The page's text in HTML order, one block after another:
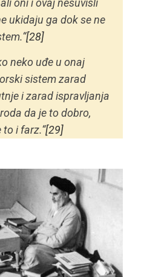
oni i ovaj nesuvisli
ukidaju ga dok se ne
[28]
neko uđe u onaj
sistem zarad
i zarad ispravljanja
da je to dobro,
to i farz.“[29]